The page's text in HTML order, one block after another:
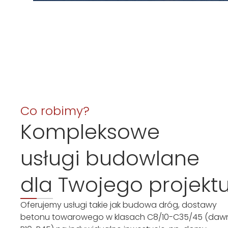
Co robimy?
Kompleksowe
usługi budowlane
dla Twojego
Oferujemy usługi takie jak budowa dróg, dostawy
betonu towarowego w klasach C8/10-C35/45